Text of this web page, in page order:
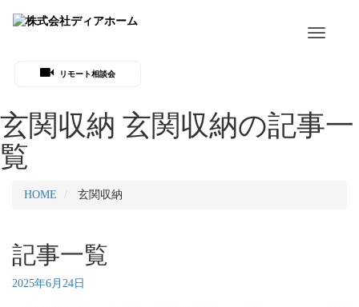
Toggle
リモート相談会
玄関収納 玄関収納の記事一
覧
HOME 玄関収納
記事一覧
2025年6月24日